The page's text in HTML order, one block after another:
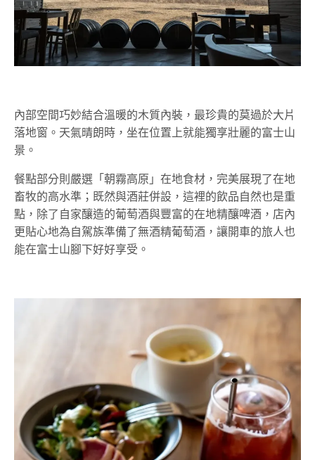
內部空間巧妙結合溫暖的木質內裝，最珍貴的莫過於大片
落地窗。天氣晴朗時，坐在位置上就能獨享壯麗的富士山
景。
餐點部分則嚴選「朝霧高原」在地食材，完美展現了在地
畜牧的高水準；既然與酒莊併設，這裡的飲品自然也是重
點，除了自家釀造的葡萄酒與豐富的在地精釀啤酒，店內
更貼心地為自駕族準備了無酒精葡萄酒，讓開車的旅人也
能在富士山腳下好好享受。